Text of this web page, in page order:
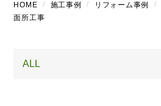
HOME 施工事例 リフォーム事例
面所工事